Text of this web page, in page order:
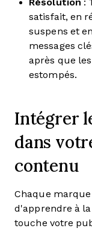
Résolution :
satisfait, en
suspens et
messages
après que
estompés.
Intégrer
dans
contenu
Chaque
d'apprendre à
touche votre